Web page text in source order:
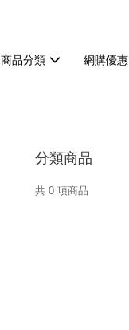
商品分類 網購優惠
分類商品
共 0 項商品